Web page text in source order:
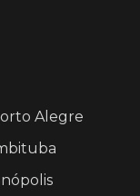
Alegre